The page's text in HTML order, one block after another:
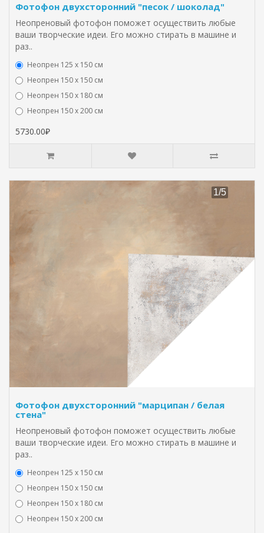
Фотофон двухсторонний "песок / шоколад"
Неопреновый фотофон поможет осуществить любые
ваши творческие идеи. Его можно стирать в машине и
раз..
Неопрен 125 х 150 см
Неопрен 150 х 150 см
Неопрен 150 х 180 см
Hеопрен 150 х 200 см
5730.00₽
Фотофон двухсторонний "марципан / белая
стена"
Неопреновый фотофон поможет осуществить любые
ваши творческие идеи. Его можно стирать в машине и
раз..
Неопрен 125 х 150 см
Неопрен 150 х 150 см
Неопрен 150 х 180 см
Hеопрен 150 х 200 см